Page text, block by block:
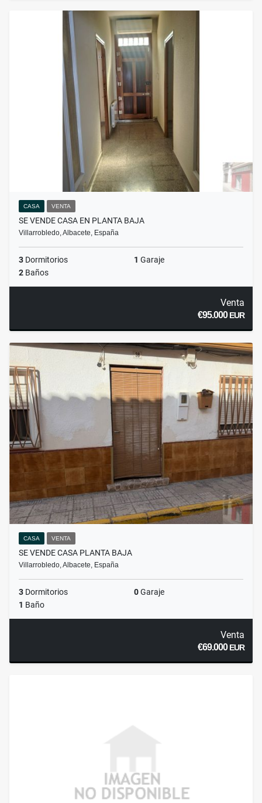
CASA VENTA
SE VENDE CASA EN PLANTA BAJA
Villarrobledo, Albacete, España
3 Dormitorios 1 Garaje
2 Baños
Venta
€95.000EUR
CASA VENTA
SE VENDE CASA PLANTA BAJA
Villarrobledo, Albacete, España
3 Dormitorios 0Garaje
1 Baño
Venta
€69.000EUR